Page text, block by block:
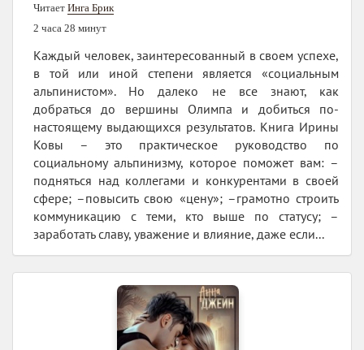
Читает Инга Брик
2 часа 28 минут
Каждый человек, заинтересованный в своем успехе,
в той или иной степени является «социальным
альпинистом». Но далеко не все знают, как
добраться до вершины Олимпа и добиться по-
настоящему выдающихся результатов. Книга Ирины
Ковы – это практическое руководство по
социальному альпинизму, которое поможет вам: –
подняться над коллегами и конкурентами в своей
сфере; –повысить свою «цену»; –грамотно строить
коммуникацию с теми, кто выше по статусу; –
заработать славу, уважение и влияние, даже если...